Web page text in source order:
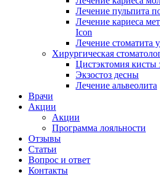
Лечение пульпита
Лечение кариеса
Icon
Лечение стоматита
Хирургическая
Цистэктомия кисты
Экзостоз десны
Лечение альвеолита
Врачи
Акции
Акции
Программа лояльности
Отзывы
Статьи
Вопрос и ответ
Контакты